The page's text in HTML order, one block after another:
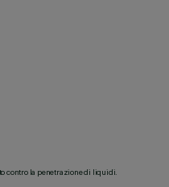
contro la penetrazione di liquidi.